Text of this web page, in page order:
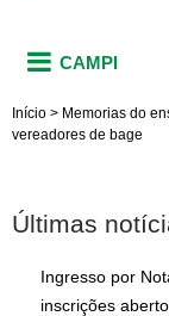
CAMPI
Início > Memorias do
vereadores de bage
Últimas
Ingresso por
inscrições